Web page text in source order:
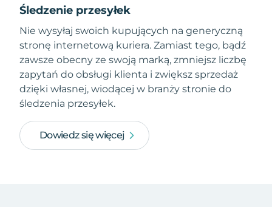
Śledzenie przesyłek
Nie wysyłaj swoich kupujących na generyczną
stronę internetową kuriera. Zamiast tego, bądź
zawsze obecny ze swoją marką, zmniejsz liczbę
zapytań do obsługi klienta i zwiększ sprzedaż
dzięki własnej, wiodącej w branży stronie do
śledzenia przesyłek.
Dowiedz się więcej